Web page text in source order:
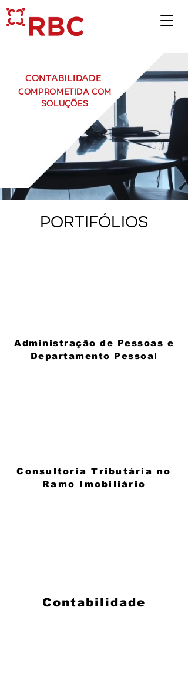
contabilidade
comprometida com
soluções
Portifólios
Administração de Pessoas e
Departamento Pessoal
Consultoria Tributária no
Ramo Imobiliário
Contabilidade